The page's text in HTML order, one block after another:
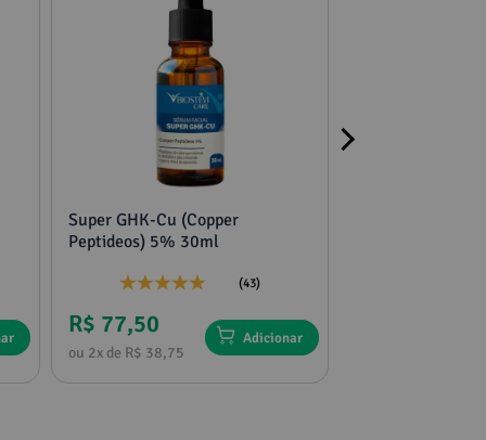
Super GHK-Cu (Copper
Peptideos) 5% 30ml
(43)
R$ 77,50
ou 2x de R$ 38,75
Adicionar